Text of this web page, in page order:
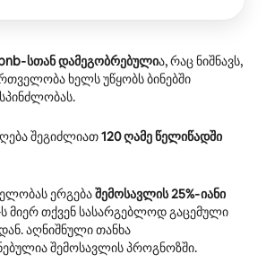
დამეგობრებულია, რაც ნიშნავს,
ხელს უწყობს ბინებში
შეგიძლიათ120 ღამე წელიწადში
ერგებაშემოსავლის 25%‑იანი
მიერ თქვენ სასარგებლოდ გაცემული
აღნიშნული თანხა
შემოსავლის პროგნოზში.